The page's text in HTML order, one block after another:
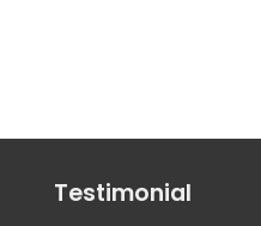
Testimonial